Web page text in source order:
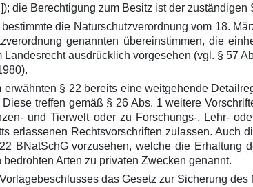
die Berechtigung zum Besitz ist der
die Naturschutzverordnung vom 18.
genannten übereinstimmen, die
ausdrücklich vorgesehen (vgl. § 57
§ 22 bereits eine weitgehende
treffen gemäß § 26 Abs. 1 weitere
und Tierwelt oder zu Forschungs-, Lehr-
erlassenen Rechtsvorschriften zulassen.
BNatSchG vorzusehen, welche die
Arten zu privaten Zwecken genannt.
das Gesetz zur Sicherung